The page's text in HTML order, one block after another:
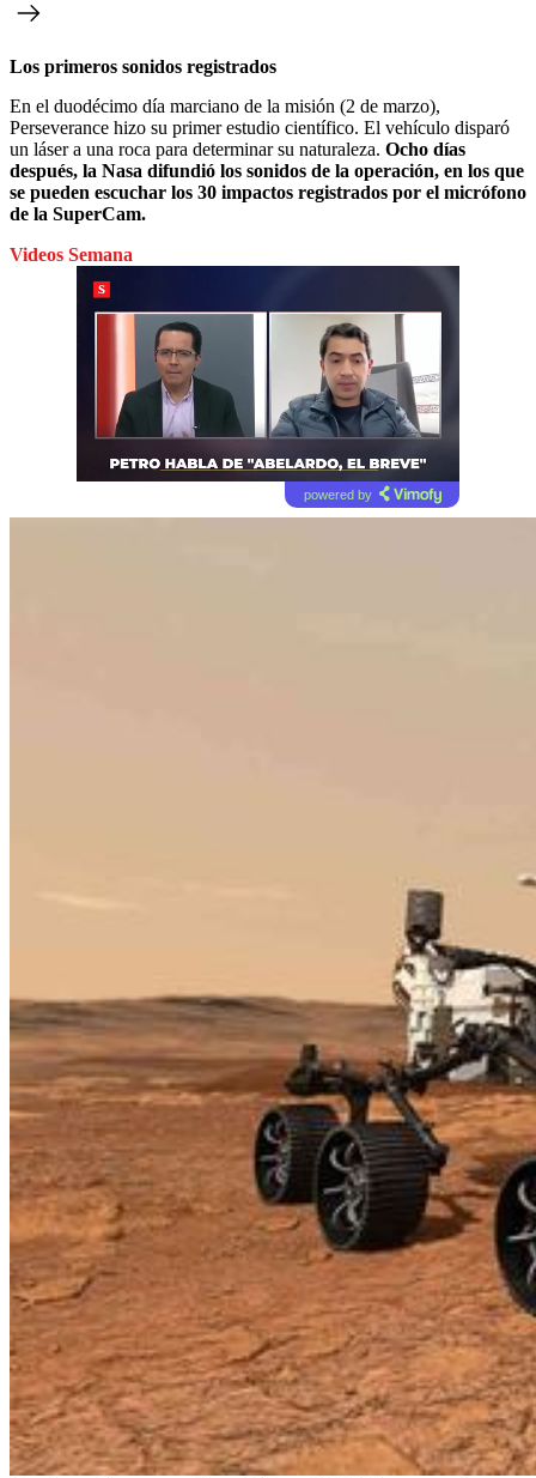
Los primeros sonidos registrados
En el duodécimo día marciano de la misión (2 de marzo),
Perseverance hizo su primer estudio científico. El vehículo disparó
un láser a una roca para determinar su naturaleza. Ocho días
después, la Nasa difundió los sonidos de la operación, en los que
se pueden escuchar los 30 impactos registrados por el micrófono
de la SuperCam.
Videos Semana
powered by